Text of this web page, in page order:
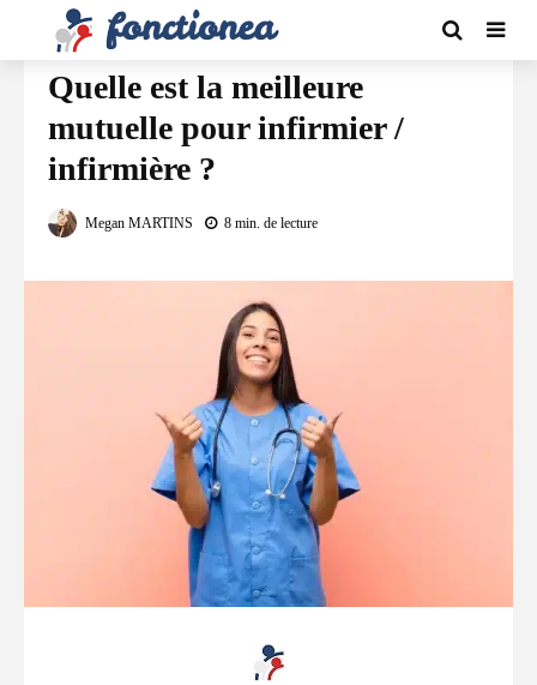
ASSURANCES
Quelle est la meilleure
mutuelle pour infirmier /
infirmière ?
Megan MARTINS 8 min. de lecture